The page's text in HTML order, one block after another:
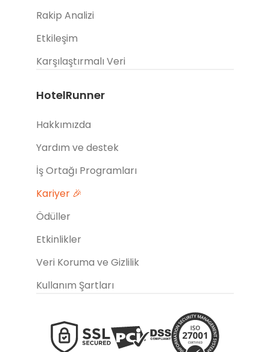
Rakip Analizi
Etkileşim
Karşılaştırmalı Veri
HotelRunner
Hakkımızda
Yardım ve destek
İş Ortağı Programları
Kariyer 🎉
Ödüller
Etkinlikler
Veri Koruma ve Gizlilik
Kullanım Şartları